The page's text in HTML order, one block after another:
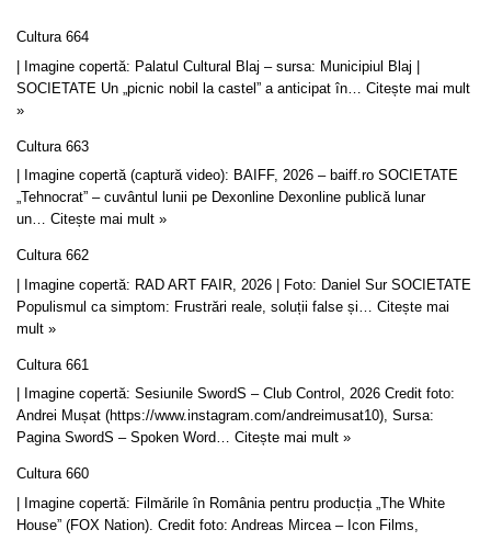
Cultura 664
| Imagine copertă: Palatul Cultural Blaj – sursa: Municipiul Blaj |
SOCIETATE Un „picnic nobil la castel” a anticipat în… Citește mai mult
»
Cultura 663
| Imagine copertă (captură video): BAIFF, 2026 – baiff.ro SOCIETATE
„Tehnocrat” – cuvântul lunii pe Dexonline Dexonline publică lunar
un… Citește mai mult »
Cultura 662
| Imagine copertă: RAD ART FAIR, 2026 | Foto: Daniel Sur SOCIETATE
Populismul ca simptom: Frustrări reale, soluții false și… Citește mai
mult »
Cultura 661
| Imagine copertă: Sesiunile SwordS – Club Control, 2026 Credit foto:
Andrei Mușat (https://www.instagram.com/andreimusat10), Sursa:
Pagina SwordS – Spoken Word… Citește mai mult »
Cultura 660
| Imagine copertă: Filmările în România pentru producția „The White
House” (FOX Nation). Credit foto: Andreas Mircea – Icon Films,